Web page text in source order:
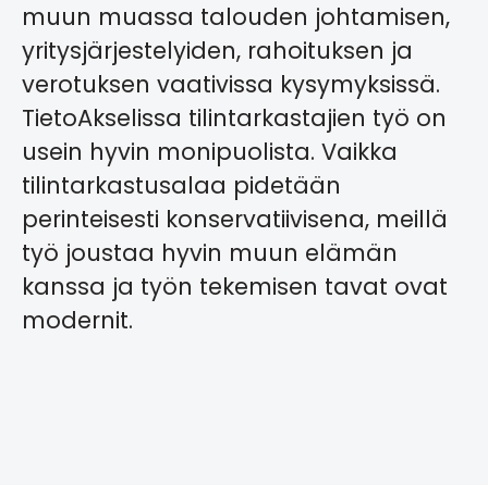
muun muassa talouden johtamisen,
yritysjärjestelyiden, rahoituksen ja
verotuksen vaativissa kysymyksissä.
TietoAkselissa tilintarkastajien työ on
usein hyvin monipuolista. Vaikka
tilintarkastusalaa pidetään
perinteisesti konservatiivisena, meillä
työ joustaa hyvin muun elämän
kanssa ja työn tekemisen tavat ovat
modernit.